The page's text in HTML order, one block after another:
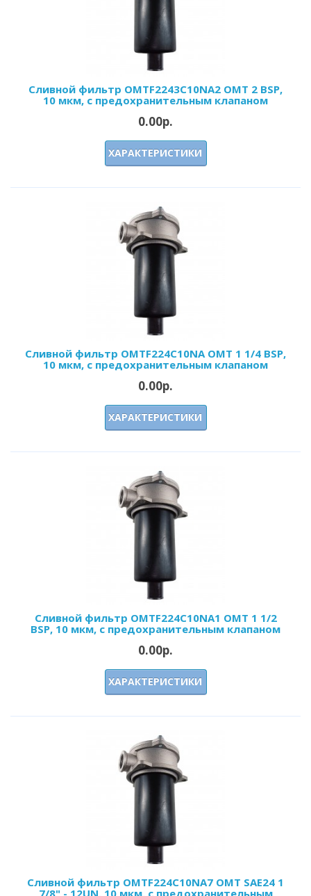
Сливной фильтр OMTF2243С10NA2 OMT 2 BSP,
10 мкм, с предохранительным клапаном
0.00р.
ХАРАКТЕРИСТИКИ
Сливной фильтр OMTF224С10NA OMT 1 1/4 BSP,
10 мкм, с предохранительным клапаном
0.00р.
ХАРАКТЕРИСТИКИ
Сливной фильтр OMTF224С10NA1 OMT 1 1/2
BSP, 10 мкм, с предохранительным клапаном
0.00р.
ХАРАКТЕРИСТИКИ
Сливной фильтр OMTF224С10NA7 OMT SAE24 1
7/8" - 12UN, 10 мкм, с предохранительным